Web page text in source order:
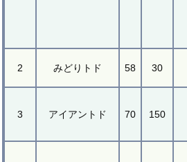
2 みどりトド 58 30
3 アイアントド 70 150